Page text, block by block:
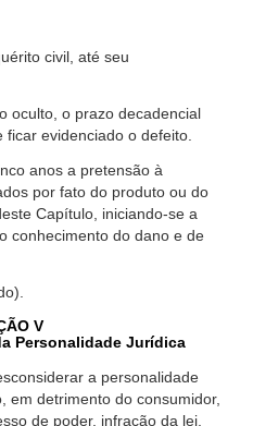
civil, até seu
oculto, o prazo decadencial
evidenciado o defeito.
anos a pretensão à
por fato do produto ou do
Capítulo, iniciando-se a
conhecimento do dano e de
V
Personalidade Jurídica
a personalidade
em detrimento do consumidor,
de poder, infração da lei,